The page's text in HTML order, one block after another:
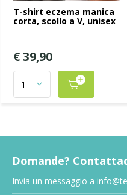
T-shirt eczema manica
corta, scollo a V, unisex
€ 39,90
Domande?
Invia un messaggio a